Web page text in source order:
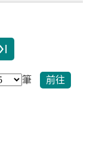
筆
前往